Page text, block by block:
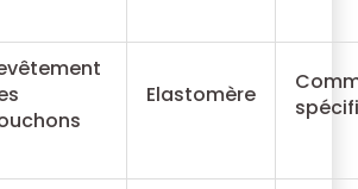
Elastomère